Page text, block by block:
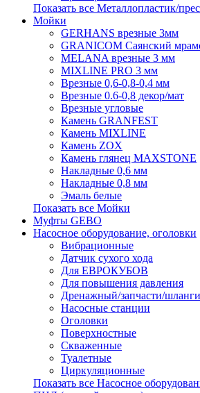
Показать все Металлопластик/
Мойки
GERHANS врезные 3мм
GRANICOM Саянский
MELANA врезные 3 мм
MIXLINE PRO 3 мм
Врезные 0,6-0,8-0,4 мм
Врезные 0.6-0,8 декор/мат
Врезные угловые
Камень GRANFEST
Камень MIXLINE
Камень ZOX
Камень глянец MAXSTONE
Накладные 0,6 мм
Накладные 0,8 мм
Эмаль белые
Показать все Мойки
Муфты GEBO
Насосное оборудование, оголовки
Вибрационные
Датчик сухого хода
Для ЕВРОКУБОВ
Для повышения давления
Дренажный/запчасти/шланги
Насосные станции
Оголовки
Поверхностные
Скваженные
Туалетные
Циркуляционные
Показать все Насосное